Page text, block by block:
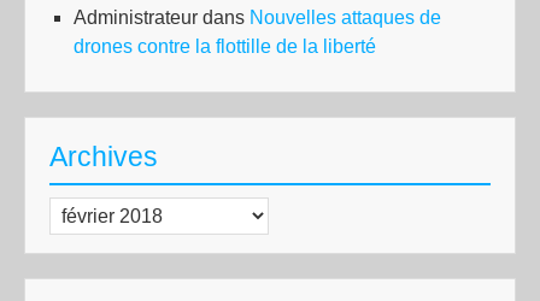
Administrateur dans Nouvelles attaques de
drones contre la flottille de la liberté
Archives
Archives